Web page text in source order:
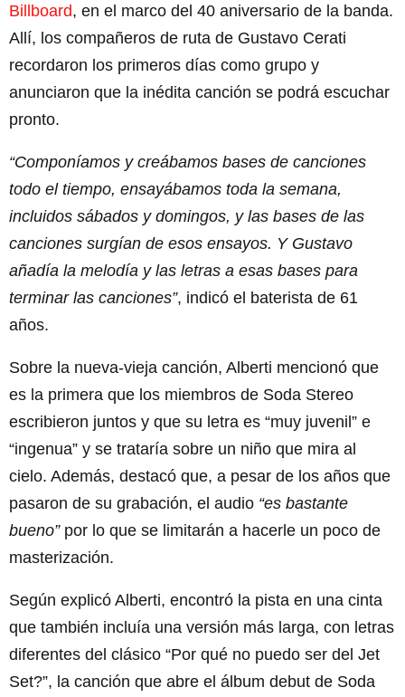
Billboard, en el marco del 40 aniversario de la banda.
Allí, los compañeros de ruta de Gustavo Cerati
recordaron los primeros días como grupo y
anunciaron que la inédita canción se podrá escuchar
pronto.
“Componíamos y creábamos bases de canciones
todo el tiempo, ensayábamos toda la semana,
incluidos sábados y domingos, y las bases de las
canciones surgían de esos ensayos. Y Gustavo
añadía la melodía y las letras a esas bases para
terminar las canciones”, indicó el baterista de 61
años.
Sobre la nueva-vieja canción, Alberti mencionó que
es la primera que los miembros de Soda Stereo
escribieron juntos y que su letra es “muy juvenil” e
“ingenua” y se trataría sobre un niño que mira al
cielo. Además, destacó que, a pesar de los años que
pasaron de su grabación, el audio “es bastante
bueno” por lo que se limitarán a hacerle un poco de
masterización.
Según explicó Alberti, encontró la pista en una cinta
que también incluía una versión más larga, con letras
diferentes del clásico “Por qué no puedo ser del Jet
Set?”, la canción que abre el álbum debut de Soda